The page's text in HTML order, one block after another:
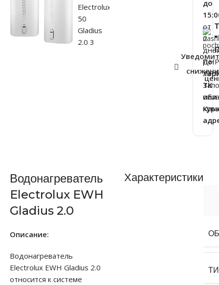
до
от
2
По
ТК
или
Водонагреватель
Electrolux EWH
Gladius 2.0
Описание:
Водонагреватель
Electrolux EWH Gladius 2.0
относится к системе
Характеристики